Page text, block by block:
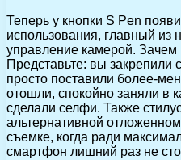
Теперь у кнопки S Pen
использования, главный из
управление камерой.
Представьте: вы
просто поставили более-
отошли, спокойно заняли в
сделали селфи. Также
альтернативной
съемке, когда ради
смартфон лишний раз не